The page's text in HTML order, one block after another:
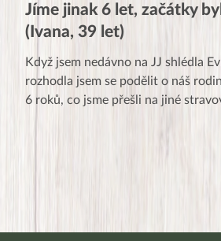
Jíme jinak 6 let, začátky
(Ivana, 39 let)
Když jsem nedávno na JJ shlédla
rozhodla jsem se podělit o náš
6 roků, co jsme přešli na jiné